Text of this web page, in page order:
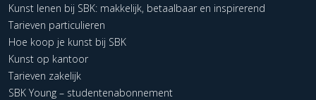
Kunst lenen bij SBK: makkelijk, betaalbaar en inspirerend
Tarieven particulieren
Hoe koop je kunst bij SBK
Kunst op kantoor
Tarieven zakelijk
SBK Young – studentenabonnement